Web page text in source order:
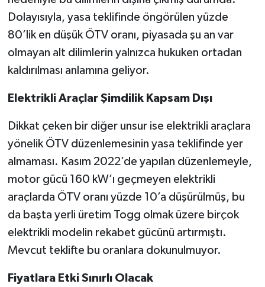
Dolayısıyla, yasa teklifinde öngörülen yüzde
80’lik en düşük ÖTV oranı, piyasada şu an var
olmayan alt dilimlerin yalnızca hukuken ortadan
kaldırılması anlamına geliyor.
Elektrikli Araçlar Şimdilik Kapsam Dışı
Dikkat çeken bir diğer unsur ise elektrikli araçlara
yönelik ÖTV düzenlemesinin yasa teklifinde yer
almaması. Kasım 2022’de yapılan düzenlemeyle,
motor gücü 160 kW’ı geçmeyen elektrikli
araçlarda ÖTV oranı yüzde 10’a düşürülmüş, bu
da başta yerli üretim Togg olmak üzere birçok
elektrikli modelin rekabet gücünü artırmıştı.
Mevcut teklifte bu oranlara dokunulmuyor.
Fiyatlara Etki Sınırlı Olacak